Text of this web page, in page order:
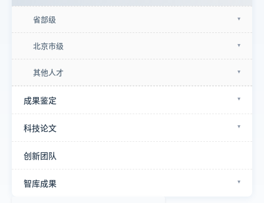
省部级
北京市级
其他人才
成果鉴定
科技论文
创新团队
智库成果